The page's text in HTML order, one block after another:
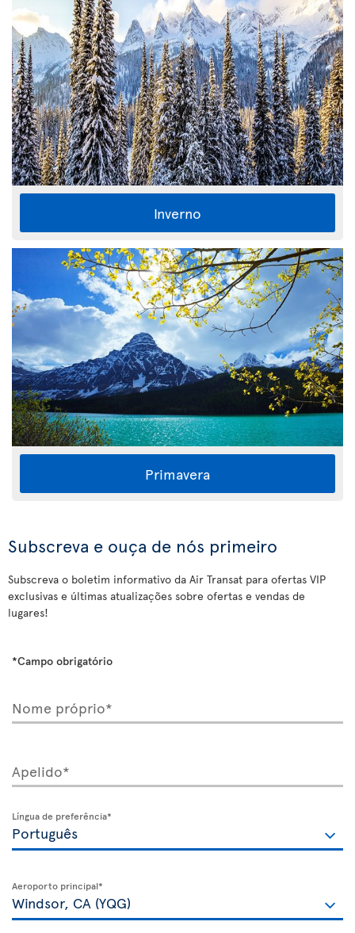
Inverno
Primavera
Subscreva e ouça de nós primeiro
Subscreva o boletim informativo da Air Transat para ofertas VIP
exclusivas e últimas atualizações sobre ofertas e vendas de
lugares!
*Campo obrigatório
Nome próprio*
Apelido*
Língua de preferência*
Aeroporto principal*